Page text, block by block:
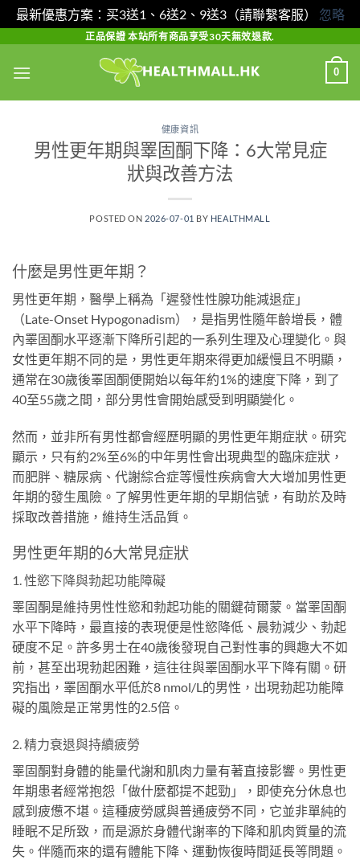
最新優惠方案：买3送1、6送2、9送3（請聯繫客服） 忽略
content
正品保證 本站所有商品享受30天無效退款.
0
健康資訊
男性更年期與睪固酮下降：6大常見症
狀與改善方法
POSTED ON 2026-07-01 BY HEALTHMALL
什麼是男性更年期？
男性更年期，醫學上稱為「遲發性性腺功能減退症」
（Late-Onset Hypogonadism），是指男性隨年齡增長，體
內睪固酮水平逐漸下降所引起的一系列生理及心理變化。與
女性更年期不同的是，男性更年期來得更加緩慢且不明顯，
通常在30歲後睪固酮便開始以每年約1%的速度下降，到了
40至55歲之間，部分男性會開始感受到明顯變化。
然而，並非所有男性都會經歷明顯的男性更年期症狀。研究
顯示，只有約2%至6%的中年男性會出現典型的臨床症狀，
而肥胖、糖尿病、代謝綜合症等慢性疾病會大大增加男性更
年期的發生風險。了解男性更年期的早期信號，有助於及時
採取改善措施，維持生活品質。
男性更年期的6大常見症狀
1. 性慾下降與勃起功能障礙
睪固酮是維持男性性慾和勃起功能的關鍵荷爾蒙。當睪固酮
水平下降時，最直接的表現便是性慾降低、晨勃減少、勃起
硬度不足。許多男士在40歲後發現自己對性事的興趣大不如
前，甚至出現勃起困難，這往往與睪固酮水平下降有關。研
究指出，睪固酮水平低於8 nmol/L的男性，出現勃起功能障
礙的風險是正常男性的2.5倍。
2. 精力衰退與持續疲勞
睪固酮對身體的能量代謝和肌肉力量有著直接影響。男性更
年期患者經常抱怨「做什麼都提不起勁」，即使充分休息也
感到疲憊不堪。這種疲勞感與普通疲勞不同，它並非單純的
睡眠不足所致，而是源於身體代謝率的下降和肌肉質量的流
失。伴隨而來的還有體能下降、運動恢復時間延長等問題。